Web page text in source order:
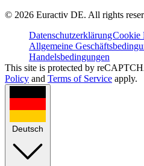
© 2026 Euractiv DE. All rights
DatenschutzerklärungCookie
Allgemeine
Handelsbedingungen
This site is protected by
Policy and Terms of Service apply.
Deutsch